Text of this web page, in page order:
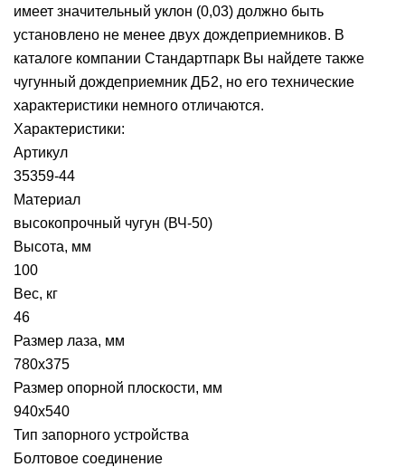
имеет значительный уклон (0,03) должно быть
установлено не менее двух дождеприемников. В
каталоге компании Стандартпарк Вы найдете также
чугунный дождеприемник ДБ2, но его технические
характеристики немного отличаются.
Характеристики:
Артикул
35359-44
Материал
высокопрочный чугун (ВЧ-50)
Высота, мм
100
Вес, кг
46
Размер лаза, мм
780x375
Размер опорной плоскости, мм
940x540
Тип запорного устройства
Болтовое соединение